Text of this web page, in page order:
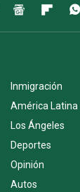
Inmigración
América Latina
Los Ángeles
Deportes
Opinión
Autos